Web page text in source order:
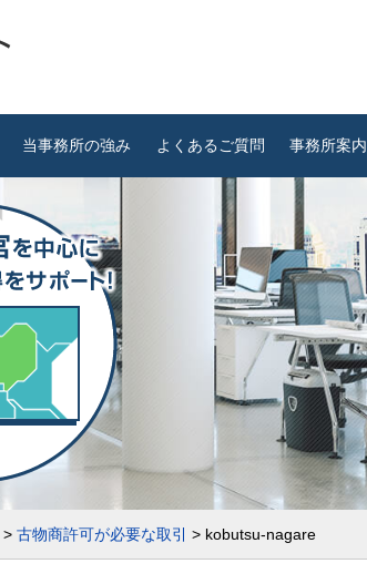
当事務所の強み よくあるご質問 事務所案内
> 古物商許可が必要な取引 > kobutsu-nagare